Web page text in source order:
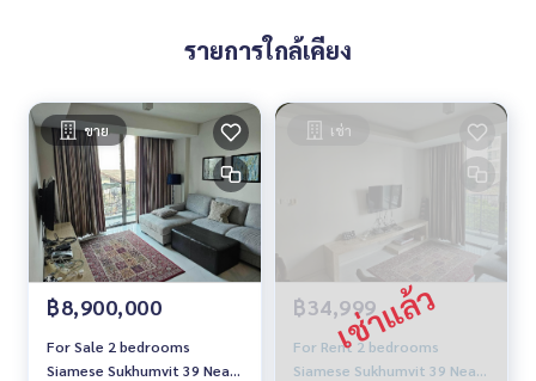
m #condo #condoBangkok #Condoforrent #rent #Forren
t #Condorental #RentSellCondoBangkok #rentcondo #re
ntalproperty #rental #Luxurycondoforrent #CondonearBT
S #Condo #MCRE #realestateagent #nearhospital #MRT
#BTS #penthouse #luxury #internationalschool #universi
ty #เช่าคอนโดหรู #คอนโดใกล้รถไฟฟ้า #คอนโดให้เช่า #คอนโด
#คอนโดกรุงเทพฯ #ให้เช่าคอนโด #ให้เช่า #MCRE #realestate
agent
#BTSPhromPhong #EmQuatier #Emporium #Siamese39
รายการใกล้เคียง
ขาย
฿8,900,000
For Sale 2 bedrooms
Siamese Sukhumvit 39 Near
เช่า
฿34,999
For Rent 2 bedrooms
Siamese Sukhumvit 39 Near